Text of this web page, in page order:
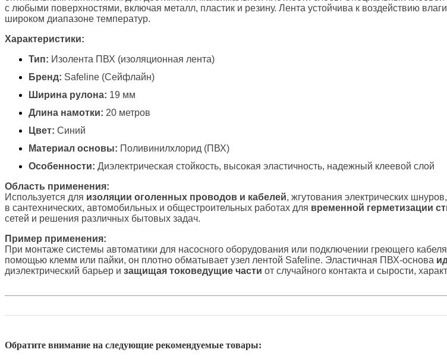
с любыми поверхностями, включая металл, пластик и резину. Лента устойчива к воздействию
широком диапазоне температур.
Характеристики:
Тип: Изолента ПВХ (изоляционная лента)
Бренд: Safeline (Сейфлайн)
Ширина рулона: 19 мм
Длина намотки: 20 метров
Цвет: Синий
Материал основы: Поливинилхлорид (ПВХ)
Особенности: Диэлектрическая стойкость, высокая эластичность, надежный клеевой слой
Область применения:
Используется для изоляции оголенных проводов и кабелей, жгутования электрических
в сантехнических, автомобильных и общестроительных работах для временной герметизации
сетей и решения различных бытовых задач.
Пример применения:
При монтаже системы автоматики для насосного оборудования или подключении греющего
помощью клемм или пайки, он плотно обматывает узел лентой Safeline. Эластичная ПВХ-основа
диэлектрический барьер и защищая токоведущие части от случайного контакта и сырости,
Обратите внимание на следующие рекомендуемые товары: